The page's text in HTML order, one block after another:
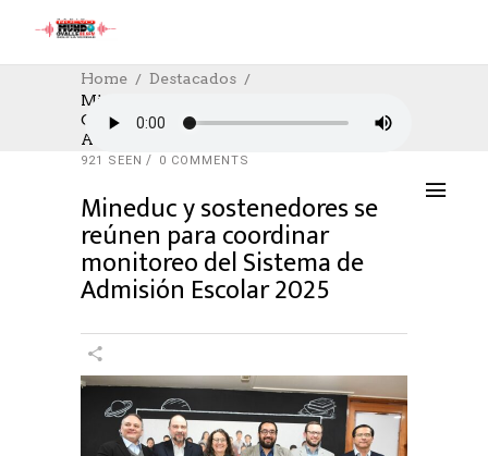
Home
Destacados
Mineduc Y Sostenedores Se Reúnen Para
Coordinar Monitoreo Del Sistema De
Admisión Escolar 2025
DESTACADOS EDUCACION,SOCIAL
11/07/2024
921 SEEN
0 COMMENTS
Mineduc y sostenedores se
reúnen para coordinar
monitoreo del Sistema de
Admisión Escolar 2025